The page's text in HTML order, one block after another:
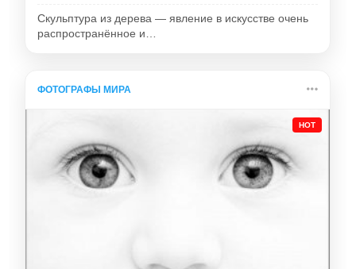
Скульптура из дерева — явление в искусстве очень
распространённое и…
ФОТОГРАФЫ МИРА
HOT